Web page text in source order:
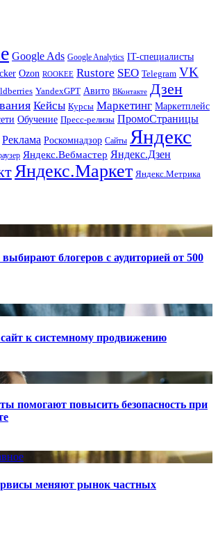
Google Ads Google Analytics IT-специалисты
Ozon ROOKEE Rustore SEO Telegram VK
YandexGPT Авито ВКонтакте Дзен
Кейсы Курсы Маркетинг Маркетплейс
Обучение Пресс-релизы ПромоСтраницы
Реклама Роскомнадзор Сайты Яндекс
Яндекс.Вебмастер Яндекс.Дзен
Яндекс.Маркет Яндекс.Метрика
блогеров с аудиторией от 500
к системному продвижению
помогают повысить безопасность при
меняют рынок частных